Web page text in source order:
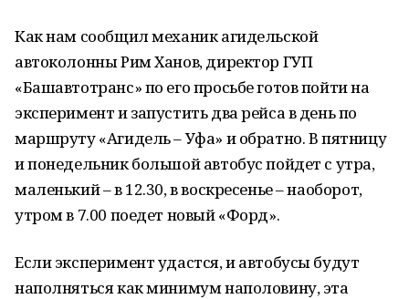
Как нам сообщил механик агидельской
автоколонны Рим Ханов, директор ГУП
«Башавтотранс» по его просьбе готов пойти на
эксперимент и запустить два рейса в день по
маршруту «Агидель – Уфа» и обратно. В пятницу
и понедельник большой автобус пойдет с утра,
маленький – в 12.30, в воскресенье – наоборот,
утром в 7.00 поедет новый «Форд».
Если эксперимент удастся, и автобусы будут
наполняться как минимум наполовину, эта